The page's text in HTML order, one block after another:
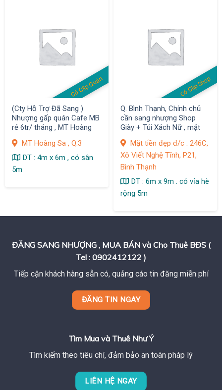
Có Clip Quán
(Cty Hỗ Trợ Đã Sang )
Nhượng gấp quán Cafe MB
rẻ 6tr/ tháng , MT Hoàng
MT Hoàng Sa , Q.3
DT : 4m x 6m , có sân
5m
Có Clip Shop
Q. Bình Thạnh, Chính chủ
cần sang nhượng Shop
Giày + Túi Xách Nữ , mặt
Mặt tiền đẹp đ/c : 246C,
Xô Viết Nghệ Tĩnh, P21,
Bình Thạnh
DT : 6m x 9m . có vỉa hè
rộng 5m
ĐĂNG SANG NHƯỢNG , MUA BÁN và Cho Thuê BĐS (
Tel : 0902412122 )
Tiếp cận khách hàng sẵn có, quảng cáo tin đăng miễn phí
ĐĂNG TIN NGAY
Tìm Mua và Thuê Như Ý
Tìm kiếm theo tiêu chí, đảm bảo an toàn pháp lý
LIÊN HỆ NGAY